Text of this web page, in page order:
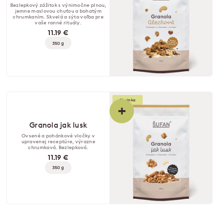
Bezlepkový zážitok s výnimočne plnou,
jemne maslovou chuťou a bohatým
chrumkaním. Skvelá a sýta voľba pre
vaše ranné rituály.
11.19 €
350 g
+
Novinka
Granola jak lusk
Ovsené a pohánkové vločky v
upravenej receptúre, výrazne
chrumkavá. Bezlepková.
11.19 €
350 g